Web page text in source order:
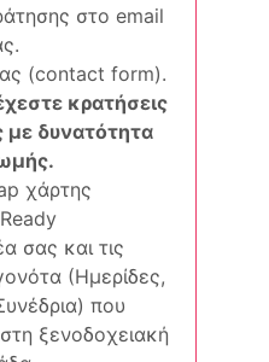
στο email
(contact form).
κρατήσεις
δυνατότητα
χάρτης
σας και τις
(Ημερίδες,
που
ξενοδοχειακή